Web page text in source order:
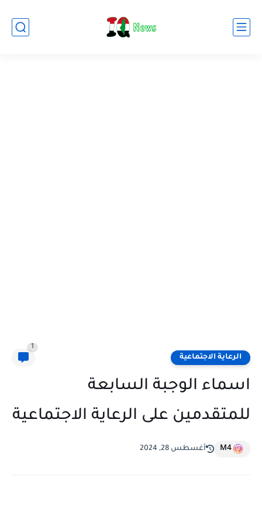
الرعاية الاجتماعية
1
اسماء الوجبة السابعة
للمتقدمين على الرعاية الاجتماعية
M4 أغسطس 28, 2024